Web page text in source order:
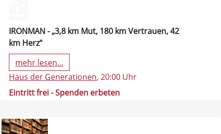
IRONMAN - „3,8 km Mut, 180 km Vertrauen, 42
km Herz“
mehr lesen...
Haus der Generationen, 20:00 Uhr
Eintritt frei - Spenden erbeten